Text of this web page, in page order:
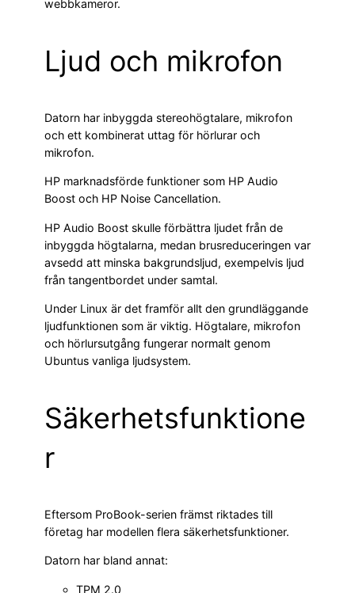
webbkameror.
Ljud och mikrofon
Datorn har inbyggda stereohögtalare, mikrofon
och ett kombinerat uttag för hörlurar och
mikrofon.
HP marknadsförde funktioner som HP Audio
Boost och HP Noise Cancellation.
HP Audio Boost skulle förbättra ljudet från de
inbyggda högtalarna, medan brusreduceringen var
avsedd att minska bakgrundsljud, exempelvis ljud
från tangentbordet under samtal.
Under Linux är det framför allt den grundläggande
ljudfunktionen som är viktig. Högtalare, mikrofon
och hörlursutgång fungerar normalt genom
Ubuntus vanliga ljudsystem.
Säkerhetsfunktione
r
Eftersom ProBook-serien främst riktades till
företag har modellen flera säkerhetsfunktioner.
Datorn har bland annat:
TPM 2.0